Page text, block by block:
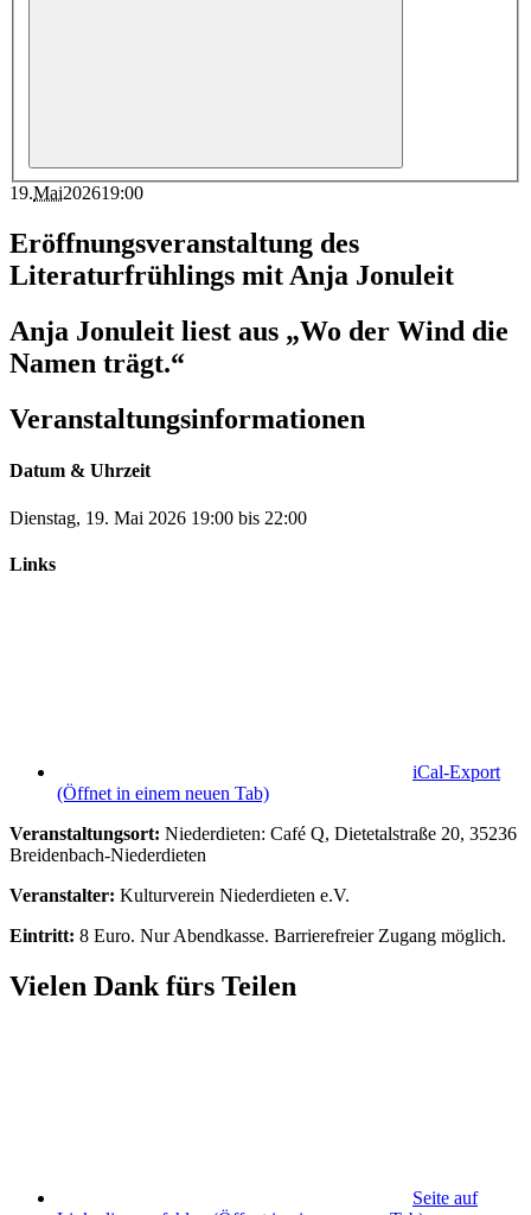
19.Mai202619:00
Eröffnungsveranstaltung des
Literaturfrühlings mit Anja Jonuleit
Anja Jonuleit liest aus „Wo der Wind die
Namen trägt.“
Veranstaltungsinformationen
Datum & Uhrzeit
Dienstag, 19. Mai 2026 19:00 bis 22:00
Links
iCal-Export
(Öffnet in einem neuen Tab)
Veranstaltungsort: Niederdieten: Café Q, Dietetalstraße 20, 35236
Breidenbach-Niederdieten
Veranstalter: Kulturverein Niederdieten e.V.
Eintritt: 8 Euro. Nur Abendkasse. Barrierefreier Zugang möglich.
Vielen Dank fürs Teilen
Seite auf